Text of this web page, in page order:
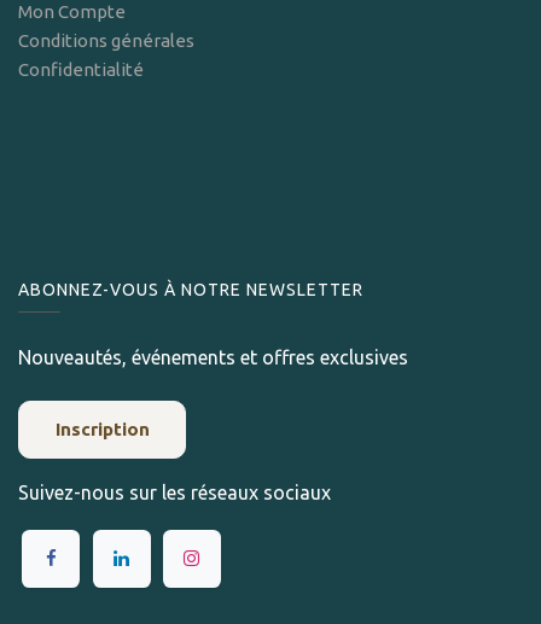
Mon Compte
Conditions générales
Confidentialité
ABONNEZ-VOUS À NOTRE NEWSLETTER
Nouveautés, événements et offres exclusives
Inscription
Suivez-nous sur les réseaux sociaux